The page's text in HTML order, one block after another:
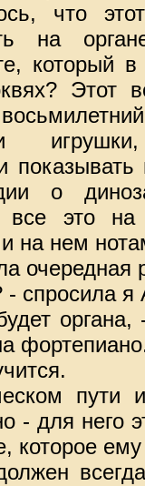
что
на
который
Этот
о
все это
на нем
очередная
спросила я
пути
- для него
которое